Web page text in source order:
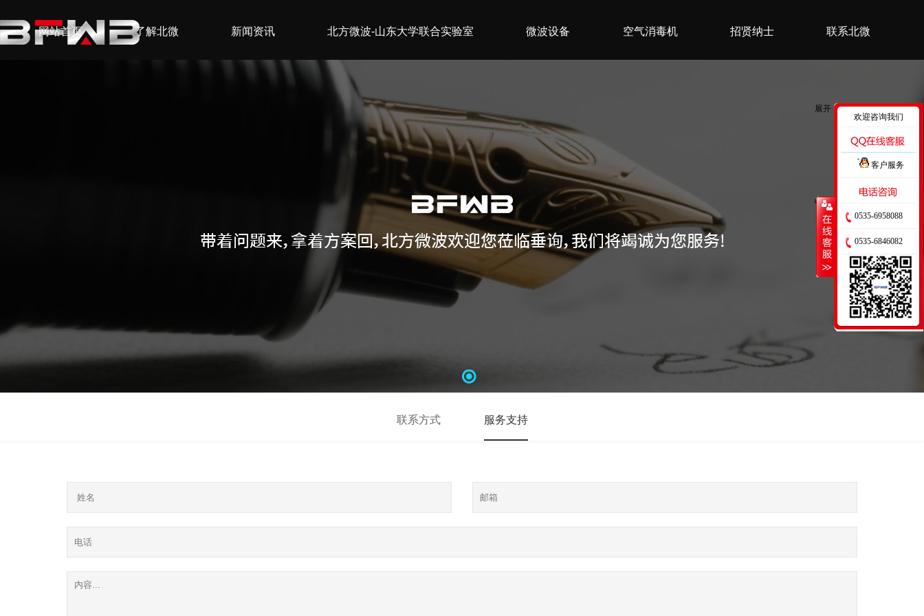
网站首页 了解北微 新闻资讯 北方微波-山东大学联合实验室 微波设备 空气消毒机 招贤纳士 联系北微
联系方式 服务支持
展开
收缩
欢迎咨询我们
客户服务
0535-6958088
0535-6846082